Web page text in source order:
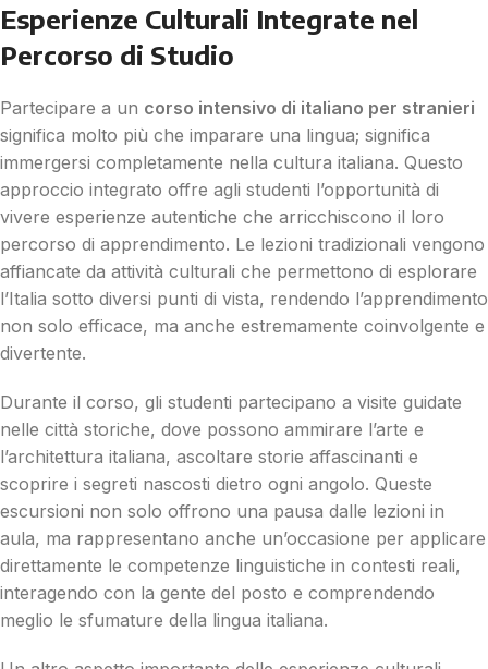
Esperienze Culturali Integrate nel
Percorso di Studio
Partecipare a un corso intensivo di italiano per stranieri
significa molto più che imparare una lingua; significa
immergersi completamente nella cultura italiana. Questo
approccio integrato offre agli studenti l’opportunità di
vivere esperienze autentiche che arricchiscono il loro
percorso di apprendimento. Le lezioni tradizionali vengono
affiancate da attività culturali che permettono di esplorare
l’Italia sotto diversi punti di vista, rendendo l’apprendimento
non solo efficace, ma anche estremamente coinvolgente e
divertente.
Durante il corso, gli studenti partecipano a visite guidate
nelle città storiche, dove possono ammirare l’arte e
l’architettura italiana, ascoltare storie affascinanti e
scoprire i segreti nascosti dietro ogni angolo. Queste
escursioni non solo offrono una pausa dalle lezioni in
aula, ma rappresentano anche un’occasione per applicare
direttamente le competenze linguistiche in contesti reali,
interagendo con la gente del posto e comprendendo
meglio le sfumature della lingua italiana.